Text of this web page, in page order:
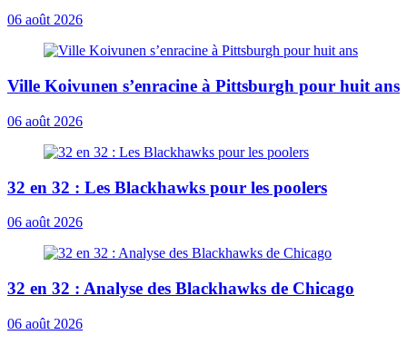
06 août 2026
Ville Koivunen s’enracine à Pittsburgh pour huit ans
06 août 2026
32 en 32 : Les Blackhawks pour les poolers
06 août 2026
32 en 32 : Analyse des Blackhawks de Chicago
06 août 2026